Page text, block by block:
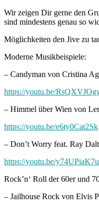
Wir zeigen Dir gerne den
sind mindestens genau so
Möglichkeiten den Jive zu
Moderne Musikbeispiele:
– Candyman von Cristina
https://youtu.be/
– Himmel über Wien von
https://youtu.be/e6ty0Cat2Sk
– Don’t Worry feat. Ray
https://youtu.be/
Rock’n‘ Roll der 60er und
– Jailhouse Rock von Elvis